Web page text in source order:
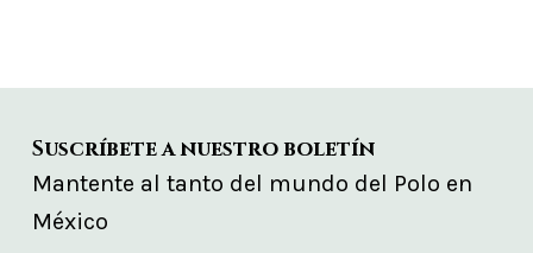
Suscríbete a nuestro boletín
Mantente al tanto del mundo del Polo en
México